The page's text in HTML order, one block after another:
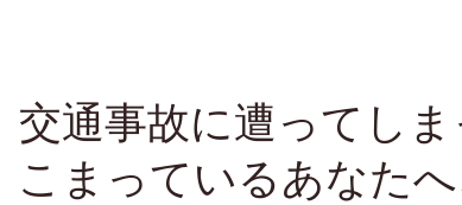
交通事故に遭ってし
こまっているあなた